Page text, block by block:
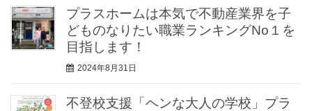
プラスホームは本気で不動産業界を子
どものなりたい職業ランキングNo１を
目指します！
2024年8月31日
不登校支援「ヘンな大人の学校」プラ